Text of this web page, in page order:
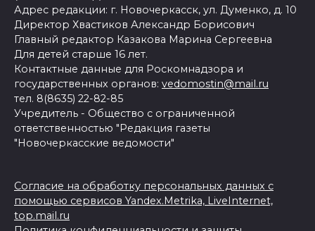
Адрес редакции: г. Новочеркасск, ул. Думенко, д. 10
Директор Хвастиков Александр Борисович
Главный редактор Казакова Марина Сергеевна
Для детей старше 16 лет.
Контактные данные для Роскомнадзора и
государственных органов: vedomostin@mail.ru
тел. 8(8635) 22-82-85
Учредитель - Общество с ограниченной
ответственностью "Редакция газеты
"Новочеркасские ведомости"
Согласие на обработку персональных данных с
помощью сервисов Yandex.Metrika, LiveInternet,
top.mail.ru